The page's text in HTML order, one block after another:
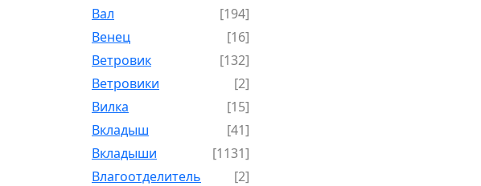
Вал
[194]
Венец
[16]
Ветровик
[132]
Ветровики
[2]
Вилка
[15]
Вкладыш
[41]
Вкладыши
[1131]
Влагоотделитель
[2]